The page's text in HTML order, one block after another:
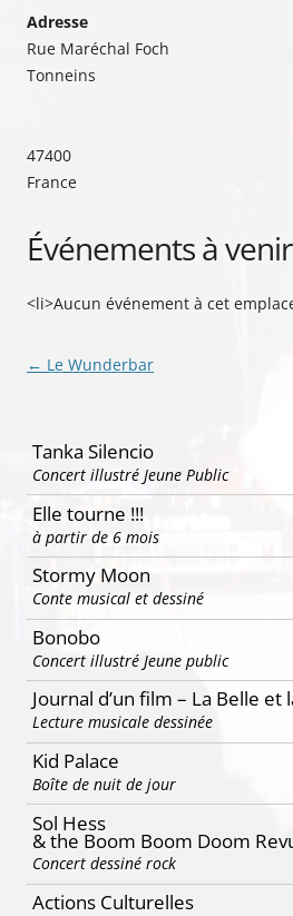
Adresse
Rue Maréchal Foch
Tonneins
47400
France
Événements à venir
<li>Aucun événement à cet
Navigation
← Le Wunderbar
Tanka Silencio
Concert illustré Jeune Public
Elle tourne !!!
à partir de 6 mois
Stormy Moon
Conte musical et dessiné
Bonobo
Concert illustré Jeune public
Journal d’un film – La Belle et
Lecture musicale dessinée
Kid Palace
Boîte de nuit de jour
Sol Hess
& the Boom Boom Doom
Concert dessiné rock
Actions Culturelles